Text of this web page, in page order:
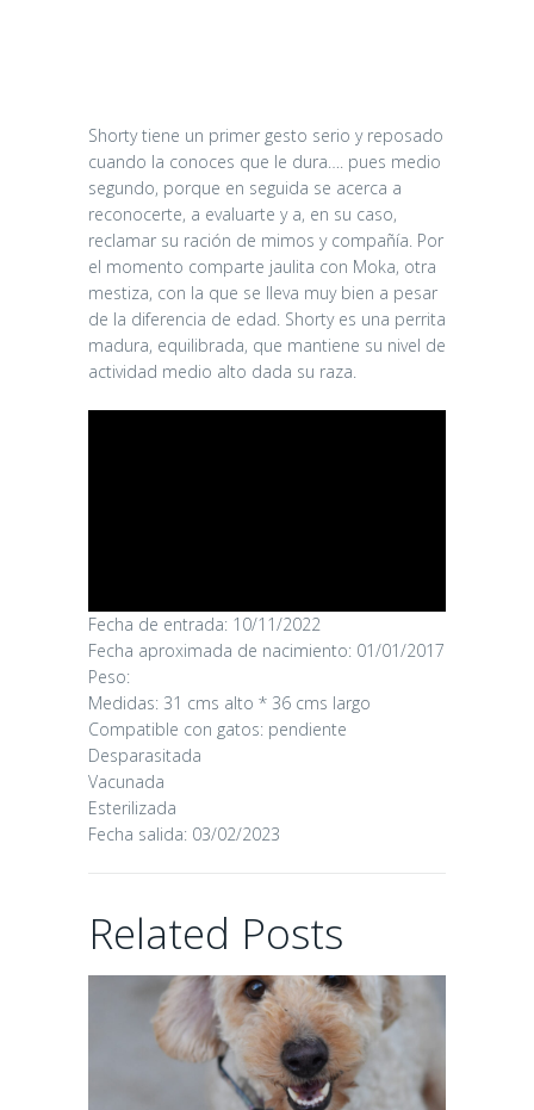
Shorty tiene un primer gesto serio y reposado
cuando la conoces que le dura…. pues medio
segundo, porque en seguida se acerca a
reconocerte, a evaluarte y a, en su caso,
reclamar su ración de mimos y compañía. Por
el momento comparte jaulita con Moka, otra
mestiza, con la que se lleva muy bien a pesar
de la diferencia de edad. Shorty es una perrita
madura, equilibrada, que mantiene su nivel de
actividad medio alto dada su raza.
Fecha de entrada: 10/11/2022
Fecha aproximada de nacimiento: 01/01/2017
Peso:
Medidas: 31 cms alto * 36 cms largo
Compatible con gatos: pendiente
Desparasitada
Vacunada
Esterilizada
Fecha salida: 03/02/2023
Related Posts
CANDY
16/06/2026
02/06/2026